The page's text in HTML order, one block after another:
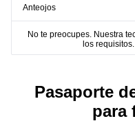
Anteojos
No te preocupes. Nuestra
los requisitos.
Pasaporte
para